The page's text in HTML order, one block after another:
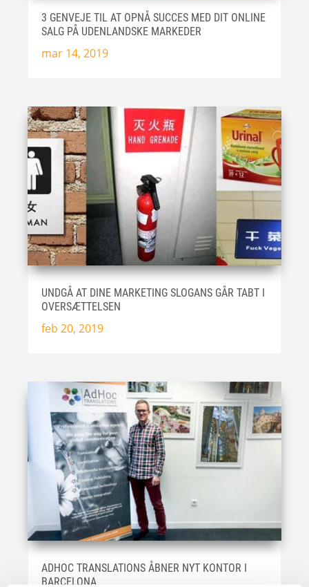
3 GENVEJE TIL AT OPNÅ SUCCES MED DIT ONLINE
SALG PÅ UDENLANDSKE MARKEDER
mar 14, 2019
UNDGÅ AT DINE MARKETING SLOGANS GÅR TABT I
OVERSÆTTELSEN
feb 20, 2019
ADHOC TRANSLATIONS ÅBNER NYT KONTOR I
BARCELONA